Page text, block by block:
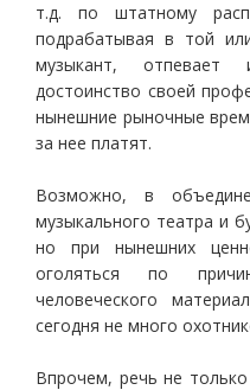
т.д. по штатному
подрабатывая в той
музыкант,
достоинство своей
нынешние рыночные
за нее платят.
Возможно, в
музыкального театра и
но при нынешних
оголяться по
человеческого
сегодня не много
Впрочем, речь не